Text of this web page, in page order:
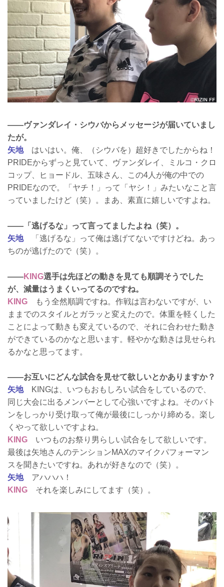
——ヴァンダレイ・シウバからメッセージが届いていまし
たが。
矢地はいはい。俺、（シウバを）超好きでしたからね！
PRIDEからずっと見ていて、ヴァンダレイ、ミルコ・クロ
コップ、ヒョードル、五味さん、この4人が俺の中での
PRIDEなので。「ヤチ！」って「ヤシ！」みたいなこと言
っていましたけど（笑）。まあ、素直に嬉しいですよね。
——「逃げるな」って言ってましたよね（笑）。
矢地「逃げるな」って俺は逃げてないですけどね。あっ
ちのが逃げたので（笑）。
——KING選手は先ほどの動きを見ても順調そうでした
が、減量はうまくいってるのですね。
KING もう全然順調ですね。作戦は言わないですが、い
ままでのスタイルとガラッと変えたので。体重を軽くした
ことによって動きも変えているので、それに合わせた動き
ができているのかなと思います。軽やかな動きは見せられ
るかなと思ってます。
——お互いにどんな試合を見せて欲しいとかありますか？
矢地KINGは、いつもおもしろい試合をしているので、
同じ大会に出るメンバーとして心強いですよね。そのバト
ンをしっかり受け取って俺が最後にしっかり締める。楽し
くやって欲しいですよね。
KING いつものお祭り男らしい試合をして欲しいです。
最後は矢地さんのテンションMAXのマイクパフォーマン
スを聞きたいですね。あれが好きなので（笑）。
矢地アハハハ！
KING それを楽しみにしてます（笑）。